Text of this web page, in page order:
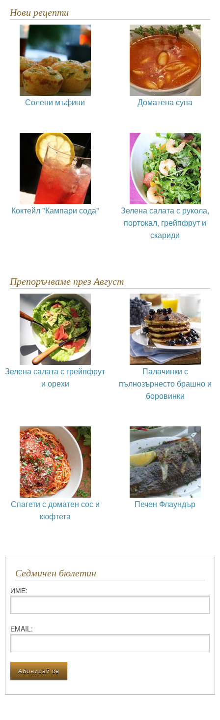
Нови рецепти
Солени мъфини Доматена супа
Коктейл "Кампари сода"
Зелена салата с рукола,
портокал, грейпфрут и
скариди
Препоръчваме през Август
Зелена салата с грейпфрут
и орехи
Палачинки с
пълнозърнесто брашно и
боровинки
Спагети с доматен сос и
кюфтета
Печен Флаундър
Седмичен бюлетин
ИМЕ:
ЕMAIL: